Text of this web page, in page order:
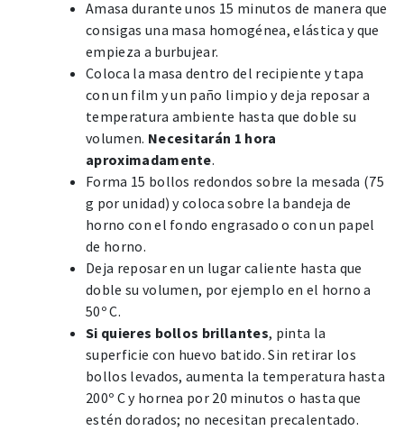
Amasa durante unos 15 minutos de manera que
consigas una masa homogénea, elástica y que
empieza a burbujear.
Coloca la masa dentro del recipiente y tapa
con un film y un paño limpio y deja reposar a
temperatura ambiente hasta que doble su
volumen. Necesitarán 1 hora
aproximadamente.
Forma 15 bollos redondos sobre la mesada (75
g por unidad) y coloca sobre la bandeja de
horno con el fondo engrasado o con un papel
de horno.
Deja reposar en un lugar caliente hasta que
doble su volumen, por ejemplo en el horno a
50º C.
Si quieres bollos brillantes, pinta la
superficie con huevo batido. Sin retirar los
bollos levados, aumenta la temperatura hasta
200º C y hornea por 20 minutos o hasta que
estén dorados; no necesitan precalentado.